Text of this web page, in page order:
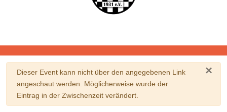
×
Warnung
Dieser Event kann nicht über den angegebenen Link
angeschaut werden. Möglicherweise wurde der
Eintrag in der Zwischenzeit verändert.